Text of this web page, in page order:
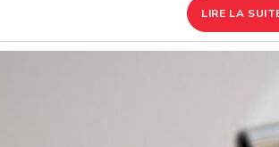
LIRE LA